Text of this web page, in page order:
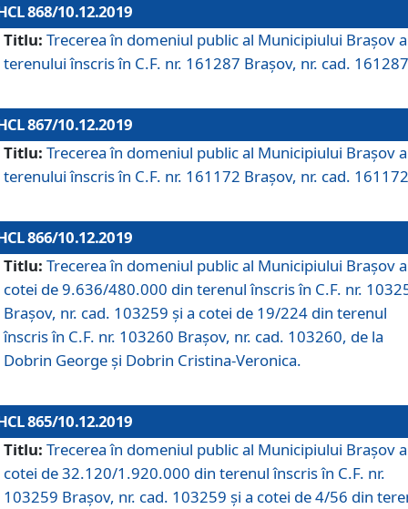
868/10.12.2019
Titlu: Trecerea în domeniul public al Municipiului Braşov a
terenului înscris în C.F. nr. 161287 Brașov, nr. cad.
867/10.12.2019
Titlu: Trecerea în domeniul public al Municipiului Braşov a
terenului înscris în C.F. nr. 161172 Brașov, nr. cad.
866/10.12.2019
Titlu: Trecerea în domeniul public al Municipiului Braşov a
cotei de 9.636/480.000 din terenul înscris în C.F. nr.
Brașov, nr. cad. 103259 și a cotei de 19/224 din terenul
înscris în C.F. nr. 103260 Brașov, nr. cad. 103260, de la
Dobrin George și Dobrin Cristina-Veronica.
865/10.12.2019
Titlu: Trecerea în domeniul public al Municipiului Braşov a
cotei de 32.120/1.920.000 din terenul înscris în C.F. nr.
103259 Brașov, nr. cad. 103259 și a cotei de 4/56 din